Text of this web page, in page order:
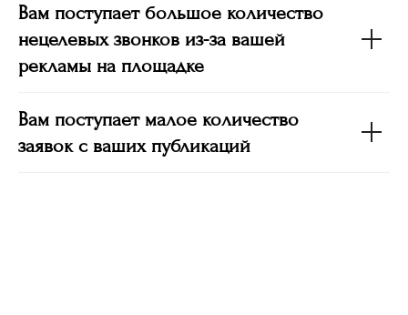
Вам поступает большое количество
нецелевых звонков из-за вашей
рекламы на площадке
Вам поступает малое количество
заявок с ваших публикаций